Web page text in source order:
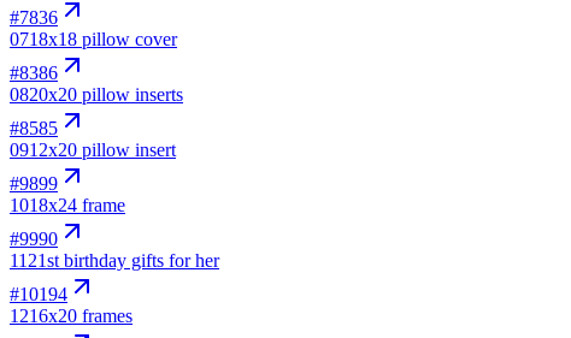
#7836
0718x18 pillow cover
#8386
0820x20 pillow inserts
#8585
0912x20 pillow insert
#9899
1018x24 frame
#9990
1121st birthday gifts for her
#10194
1216x20 frames